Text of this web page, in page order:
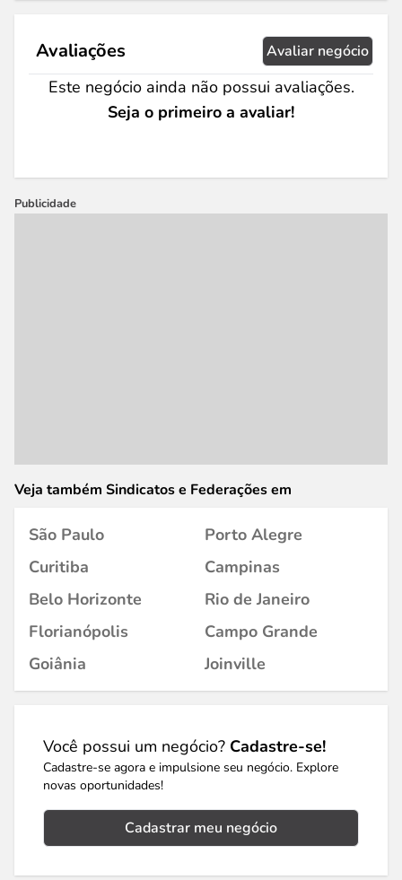
Avaliações Avaliar negócio
Este negócio ainda não possui avaliações.
Seja o primeiro a avaliar!
Publicidade
Veja também Sindicatos e Federações em
São Paulo
Porto Alegre
Curitiba
Campinas
Belo Horizonte
Rio de Janeiro
Florianópolis
Campo Grande
Goiânia
Joinville
Você possui um negócio? Cadastre-se!
Cadastre-se agora e impulsione seu negócio. Explore
novas oportunidades!
Cadastrar meu negócio